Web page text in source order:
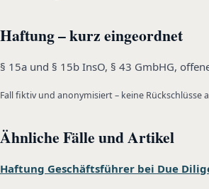
Haftung – kurz eingeordnet
§ 15a und § 15b InsO, § 43 GmbHG,
Fall fiktiv und anonymisiert – keine
Ähnliche Fälle und Artikel
Haftung Geschäftsführer bei Due